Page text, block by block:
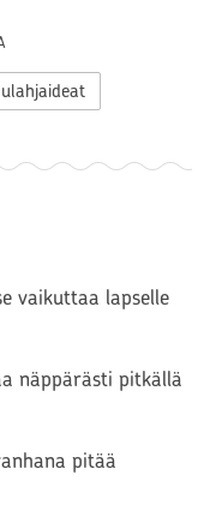
vaikuttaa lapselle
näppärästi pitkällä
pitää